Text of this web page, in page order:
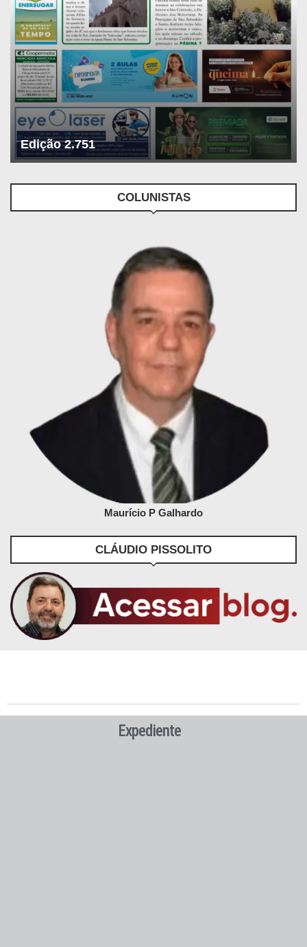
Edição 2.751
COLUNISTAS
Maurício P Galhardo
CLÁUDIO PISSOLITO
Expediente